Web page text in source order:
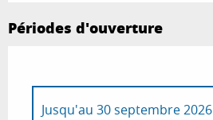
Périodes d'ouverture
Jusqu'au 30 septembre 2026